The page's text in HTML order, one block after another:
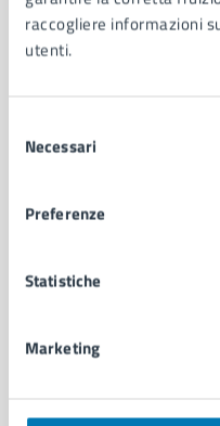
raccogliere informazioni
utenti.
delNecessari
Preferenze
Statistiche
Marketing
AMMINISTRAZIONE
Aree amministrative
Enti e fondazioni
Personale amministrativo
Ambiente
Autorizzazioni